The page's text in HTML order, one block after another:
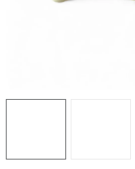
DÁRKOVÉ POUKAZY
NOVÉ ZBOŽÍ
Nepřevzetí zásilky na dobírku